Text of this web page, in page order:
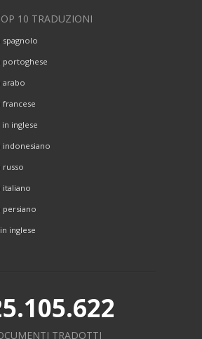
10 TRADUZIONI
spagnolo
portoghese
arabo
francese
inglese
indonesiano
russo
italiano
persiano
inglese
TRADOTTI